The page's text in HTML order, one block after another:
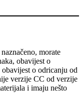
morate
obavijest o
o odricanju od
verzije CC od verzije
i imaju nešto